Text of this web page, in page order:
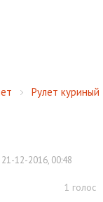
Рулет куриный
21-12-2016, 00:48
1 голос